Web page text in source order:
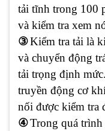
tải tĩnh trong 100
và kiểm tra xem
③Kiểm tra tải là
và chuyển động
tải trọng định
truyền động cơ
nối được kiểm tra
④Trong quá trình